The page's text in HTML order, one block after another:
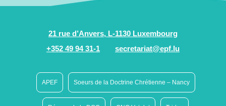
21 rue d’Anvers, L-1130 Luxembourg
+352 49 94 31-1
secretariat@epf.lu
APEF Soeurs de la Doctrine Chrétienne – Nancy